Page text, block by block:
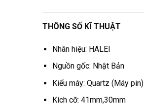
THÔNG SỐ KĨ THUẬT
Nhãn hiệu: HALEI
Nguồn gốc: Nhật Bản
Kiểu máy: Quartz (Máy pin)
Kích cỡ: 41mm,30mm